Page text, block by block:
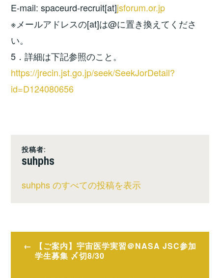
E-mail: spaceurd-recruit[at]jsforum.or.jp
※メールアドレスの[at]は@に置き換えてくださ
い。
5．詳細は下記参照のこと。
https://jrecin.jst.go.jp/seek/SeekJorDetail?
id=D124080656
投稿者:
suhphs
suhphs のすべての投稿を表示
投
【ご案内】宇宙医学実習＠NASA JSC参加
学生募集 〆切8/30